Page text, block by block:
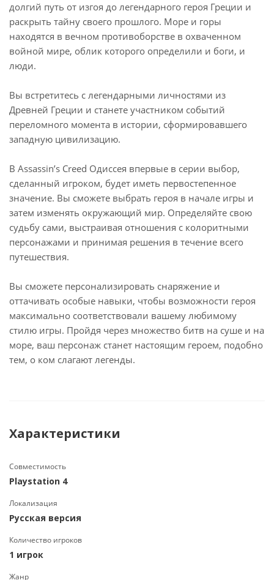
долгий путь от изгоя до легендарного героя Греции и
раскрыть тайну своего прошлого. Море и горы
находятся в вечном противоборстве в охваченном
войной мире, облик которого определили и боги, и
люди.
Вы встретитесь с легендарными личностями из
Древней Греции и станете участником событий
переломного момента в истории, сформировавшего
западную цивилизацию.
В Assassin’s Creed Одиссея впервые в серии выбор,
сделанный игроком, будет иметь первостепенное
значение. Вы сможете выбрать героя в начале игры и
затем изменять окружающий мир. Определяйте свою
судьбу сами, выстраивая отношения с колоритными
персонажами и принимая решения в течение всего
путешествия.
Вы сможете персонализировать снаряжение и
оттачивать особые навыки, чтобы возможности героя
максимально соответствовали вашему любимому
стилю игры. Пройдя через множество битв на суше и на
море, ваш персонаж станет настоящим героем, подобно
тем, о ком слагают легенды.
Характеристики
Совместимость
Playstation 4
Локализация
Русская версия
Количество игроков
1 игрок
Жанр